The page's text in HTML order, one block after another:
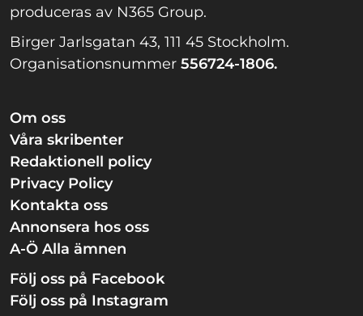
produceras av N365 Group.
Birger Jarlsgatan 43, 111 45 Stockholm.
Organisationsnummer 556724-1806.
Om oss
Våra skribenter
Redaktionell policy
Privacy Policy
Kontakta oss
Annonsera hos oss
A-Ö Alla ämnen
Följ oss på Facebook
Följ oss på Instagram